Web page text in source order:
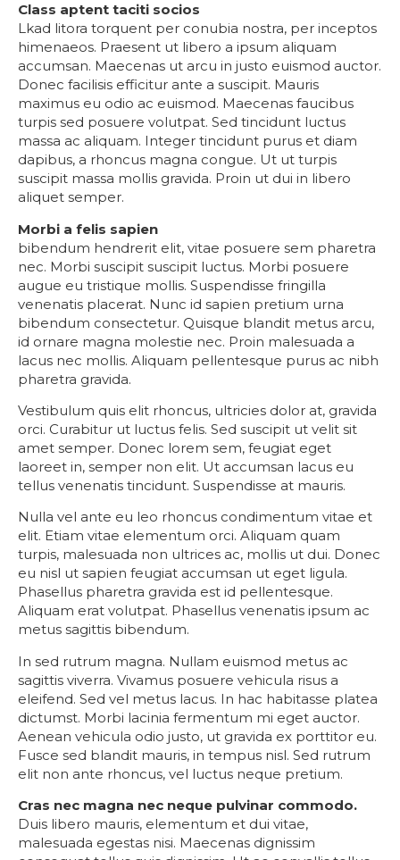
Class aptent taciti socios
Lkad litora torquent per conubia nostra, per inceptos
himenaeos. Praesent ut libero a ipsum aliquam
accumsan. Maecenas ut arcu in justo euismod auctor.
Donec facilisis efficitur ante a suscipit. Mauris
maximus eu odio ac euismod. Maecenas faucibus
turpis sed posuere volutpat. Sed tincidunt luctus
massa ac aliquam. Integer tincidunt purus et diam
dapibus, a rhoncus magna congue. Ut ut turpis
suscipit massa mollis gravida. Proin ut dui in libero
aliquet semper.
Morbi a felis sapien
bibendum hendrerit elit, vitae posuere sem pharetra
nec. Morbi suscipit suscipit luctus. Morbi posuere
augue eu tristique mollis. Suspendisse fringilla
venenatis placerat. Nunc id sapien pretium urna
bibendum consectetur. Quisque blandit metus arcu,
id ornare magna molestie nec. Proin malesuada a
lacus nec mollis. Aliquam pellentesque purus ac nibh
pharetra gravida.
Vestibulum quis elit rhoncus, ultricies dolor at, gravida
orci. Curabitur ut luctus felis. Sed suscipit ut velit sit
amet semper. Donec lorem sem, feugiat eget
laoreet in, semper non elit. Ut accumsan lacus eu
tellus venenatis tincidunt. Suspendisse at mauris.
Nulla vel ante eu leo rhoncus condimentum vitae et
elit. Etiam vitae elementum orci. Aliquam quam
turpis, malesuada non ultrices ac, mollis ut dui. Donec
eu nisl ut sapien feugiat accumsan ut eget ligula.
Phasellus pharetra gravida est id pellentesque.
Aliquam erat volutpat. Phasellus venenatis ipsum ac
metus sagittis bibendum.
In sed rutrum magna. Nullam euismod metus ac
sagittis viverra. Vivamus posuere vehicula risus a
eleifend. Sed vel metus lacus. In hac habitasse platea
dictumst. Morbi lacinia fermentum mi eget auctor.
Aenean vehicula odio justo, ut gravida ex porttitor eu.
Fusce sed blandit mauris, in tempus nisl. Sed rutrum
elit non ante rhoncus, vel luctus neque pretium.
Cras nec magna nec neque pulvinar commodo.
Duis libero mauris, elementum et dui vitae,
malesuada egestas nisi. Maecenas dignissim